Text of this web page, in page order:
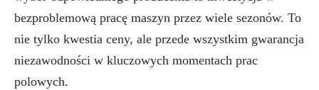
bezproblemową pracę maszyn przez wiele sezonów. To
nie tylko kwestia ceny, ale przede wszystkim gwarancja
niezawodności w kluczowych momentach prac
polowych.